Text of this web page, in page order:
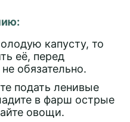
капусту, то
её, перед
обязательно.
подать ленивые
в фарш острые
овощи.